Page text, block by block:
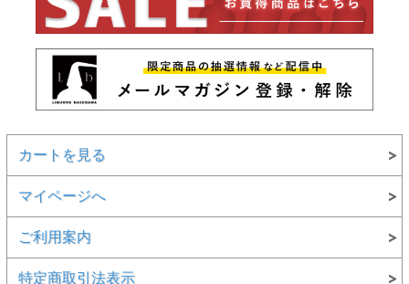
カートを見る
マイページへ
ご利用案内
特定商取引法表示